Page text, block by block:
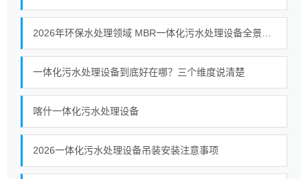
一体化污水处理设备到底好在哪？三个维度说清楚
喀什一体化污水处理设备
2026一体化污水处理设备吊装安装注意事项